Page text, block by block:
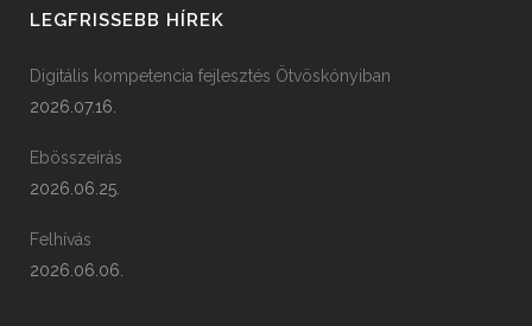
LEGFRISSEBB HÍREK
Digitális kompetencia fejlesztés Ötvöskónyiban
2026.07.16.
Ebösszeírás
2026.06.25.
Felhívás
2026.06.06.